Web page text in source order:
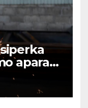
aparatą